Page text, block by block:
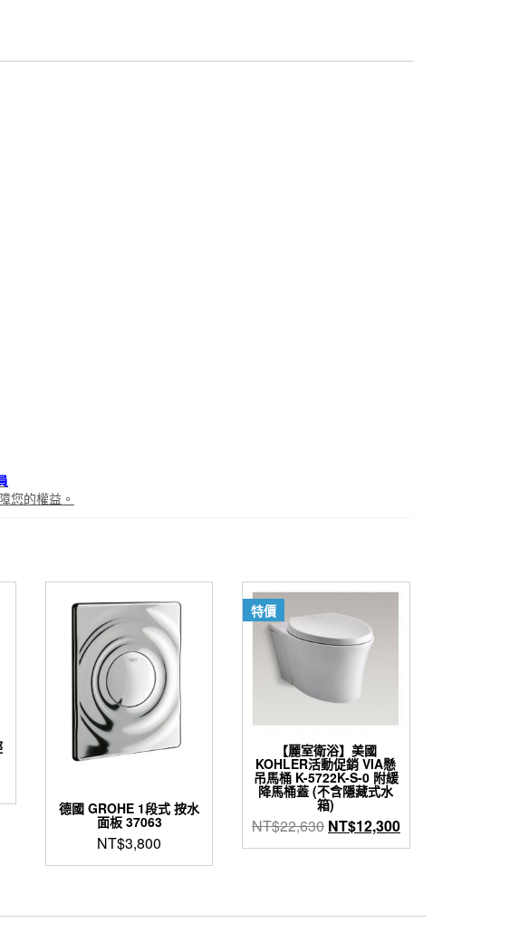
您的權益。
德國 GROHE 1段式 按水
面板 37063
NT$3,800
特價
【麗室衛浴】美國
KOHLER活動促銷 VIA懸
吊馬桶 K-5722K-S-0 附緩
降馬桶蓋 (不含隱藏式水
箱)
NT$22,630 原
始
NT$12,300目
前